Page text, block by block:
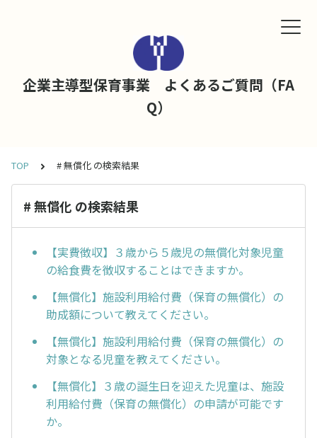
企業主導型保育事業 よくあるご質問（FA
Q）
TOP # 無償化 の検索結果
# 無償化 の検索結果
【実費徴収】３歳から５歳児の無償化対象児童
の給食費を徴収することはできますか。
【無償化】施設利用給付費（保育の無償化）の
助成額について教えてください。
【無償化】施設利用給付費（保育の無償化）の
対象となる児童を教えてください。
【無償化】３歳の誕生日を迎えた児童は、施設
利用給付費（保育の無償化）の申請が可能です
か。